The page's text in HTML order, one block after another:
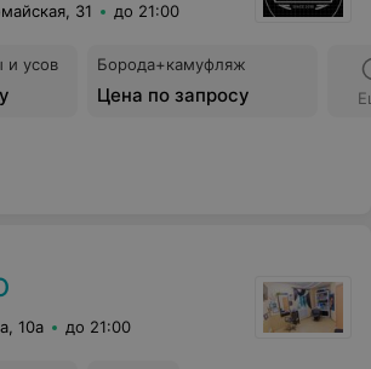
31 до 21:00
и усов Борода+камуфляж
Цена по запросу
10а до 21:00